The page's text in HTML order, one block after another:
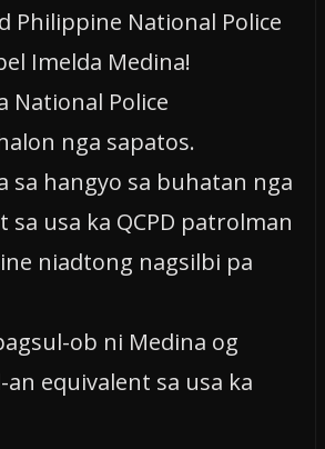
Philippine National Police
Imelda Medina!
National Police
nga sapatos.
sa hangyo sa buhatan nga
usa ka QCPD patrolman
niadtong nagsilbi pa
ob ni Medina og
equivalent sa usa ka